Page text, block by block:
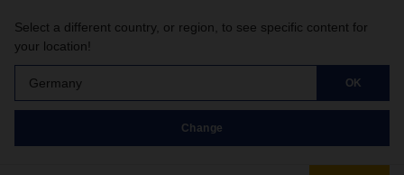
Select a different country, or region, to see specific content for
your location!
Germany OK
Change